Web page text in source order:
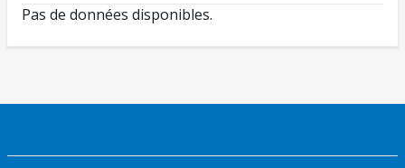
Pas de données disponibles.